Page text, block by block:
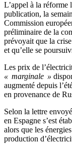
L’appel à la réforme
publication, la
Commission
préliminaire de la
prévoyait que la
et qu’elle se
Les prix de
« marginale »
augmenté depuis
en provenance de
Selon la lettre
en Espagne s’est
alors que les
production